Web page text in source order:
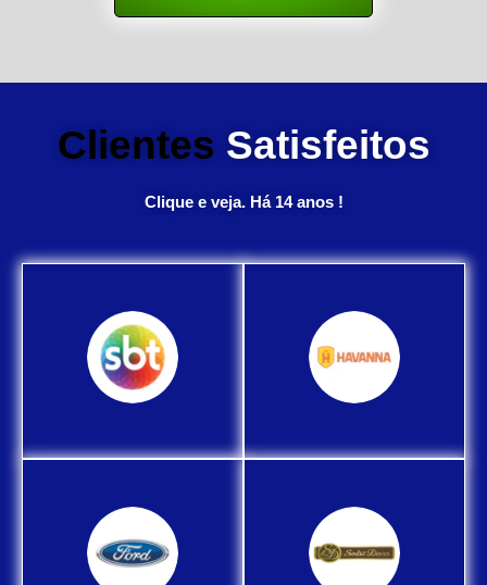
Clientes Satisfeitos
Clique e veja. Há 14 anos !